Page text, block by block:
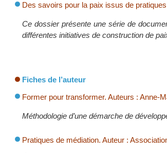
Des savoirs pour la paix issus de
Ce dossier présente une série de
différentes initiatives de construction de
Fiches de l’auteur
Former pour transformer. Auteurs : Anne-
Méthodologie d’une démarche de
Pratiques de médiation. Auteur :